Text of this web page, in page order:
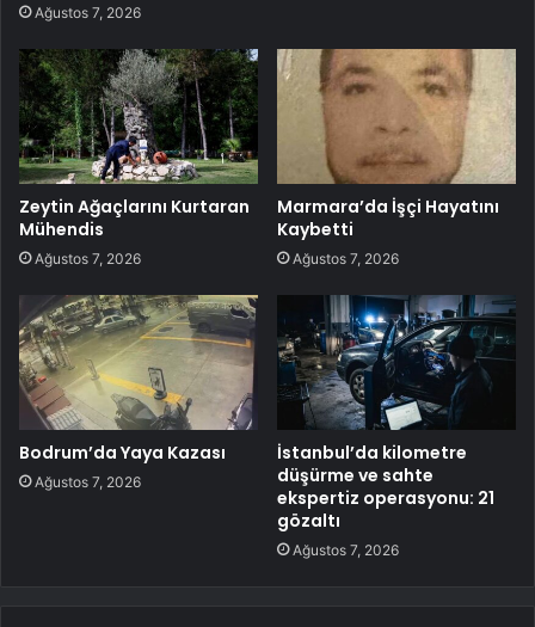
Ağustos 7, 2026
Zeytin Ağaçlarını Kurtaran
Mühendis
Ağustos 7, 2026
Marmara’da İşçi Hayatını
Kaybetti
Ağustos 7, 2026
Bodrum’da Yaya Kazası
Ağustos 7, 2026
İstanbul’da kilometre
düşürme ve sahte
ekspertiz operasyonu: 21
gözaltı
Ağustos 7, 2026